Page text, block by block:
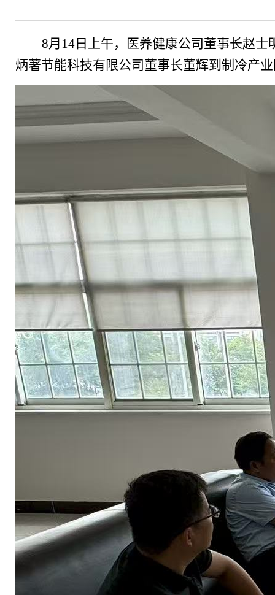
8月14日上午，医养健康公司董事长赵
炳著节能科技有限公司董事长董辉到制冷产